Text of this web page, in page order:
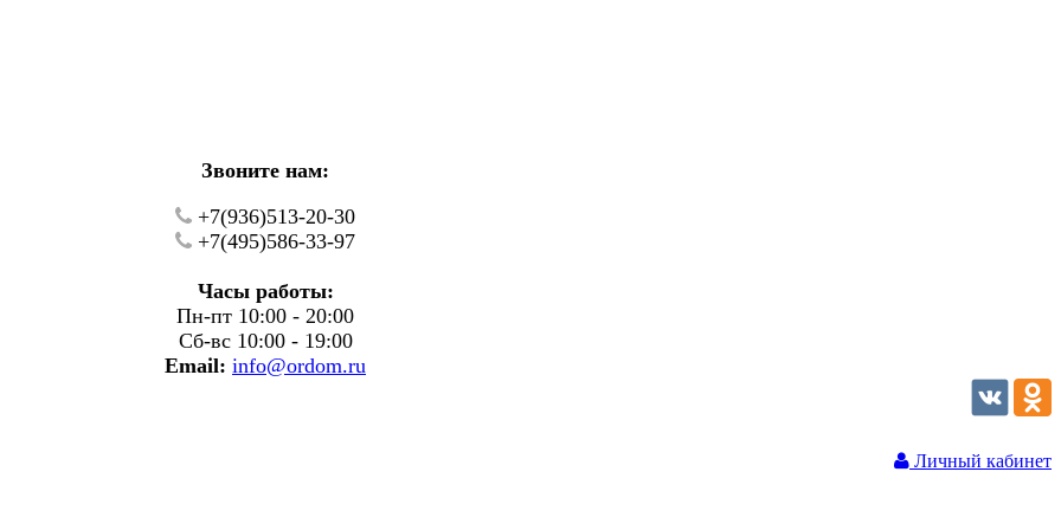
Звоните нам:
+7(936)513-20-30
+7(495)586-33-97
Часы работы:
Пн-пт 10:00 - 20:00
Сб-вс 10:00 - 19:00
Email: info@ordom.ru
Личный кабинет